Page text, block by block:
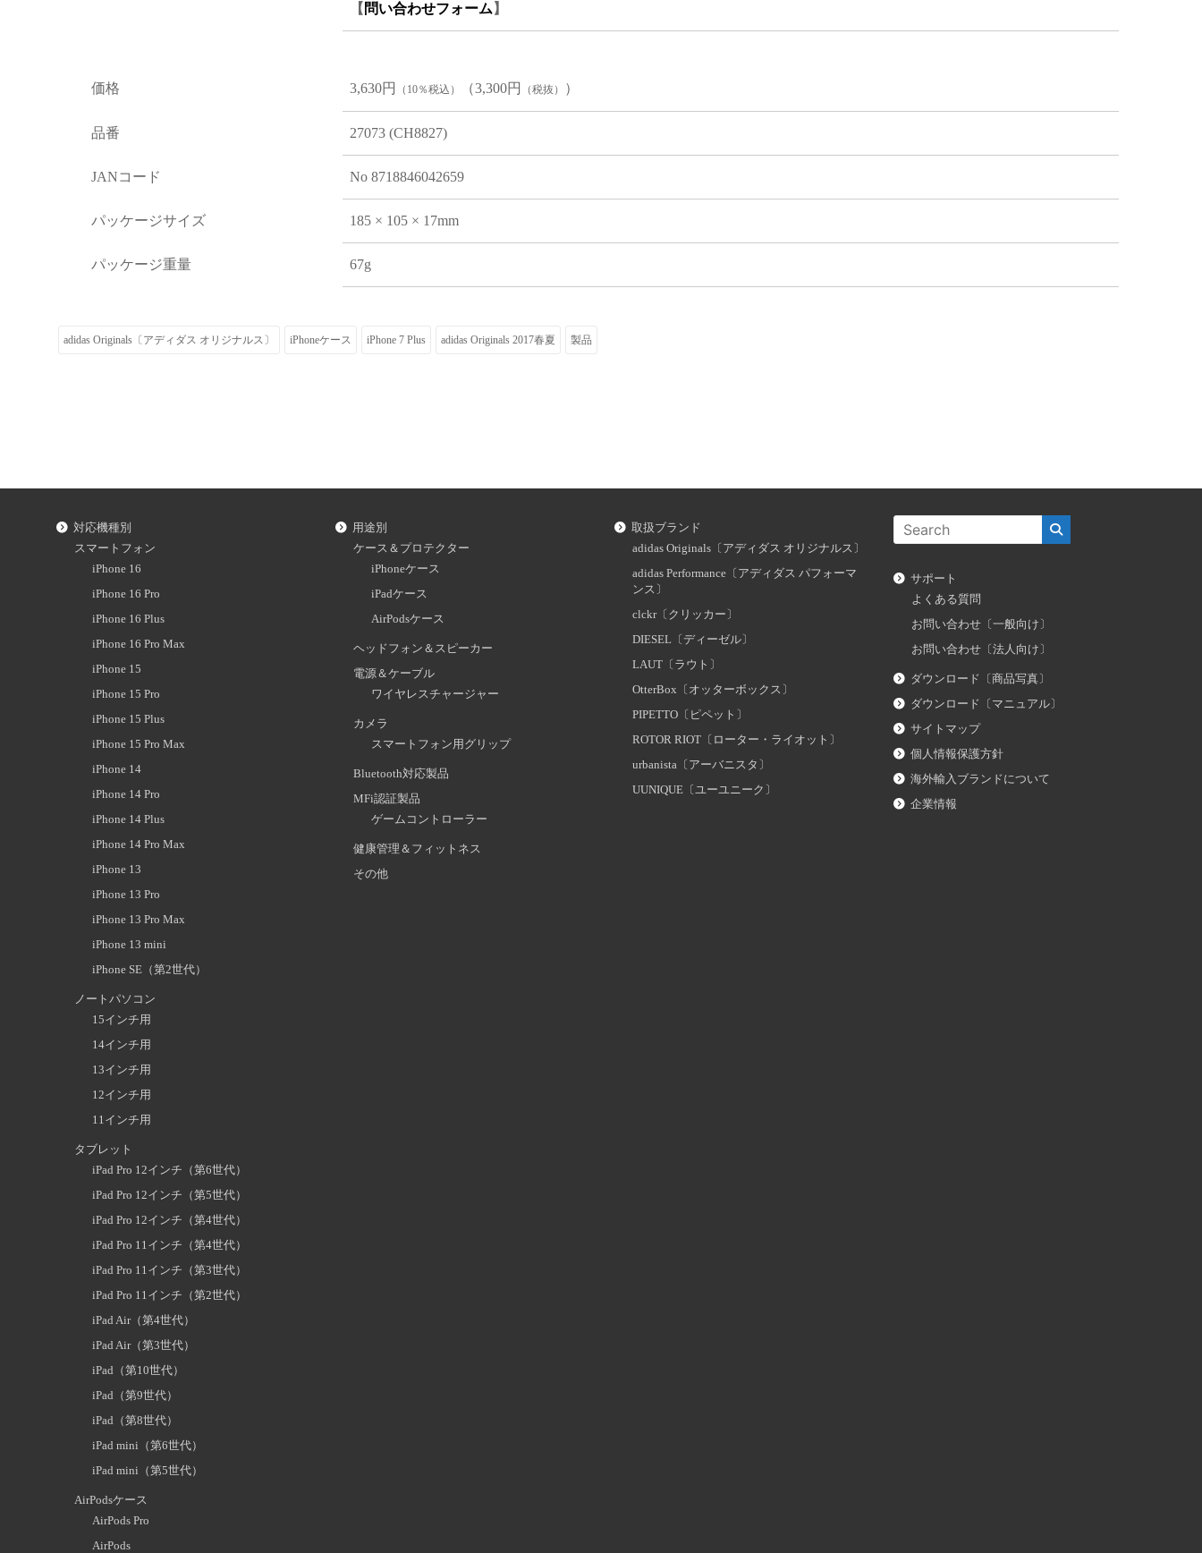
【 問い合わせフォーム】
価格 3,630円 （10％税込） （3,300円 （税抜） ）
品番 27073 (CH8827)
JANコード No 8718846042659
パッケージサイズ 185 × 105 × 17mm
パッケージ重量 67g
adidas Originals〔アディダス オリジナルス〕 iPhoneケース iPhone 7 Plus adidas Originals 2017春夏 製品
対応機種別
スマートフォン
iPhone 16
iPhone 16 Pro
iPhone 16 Plus
iPhone 16 Pro Max
iPhone 15
iPhone 15 Pro
iPhone 15 Plus
iPhone 15 Pro Max
iPhone 14
iPhone 14 Pro
iPhone 14 Plus
iPhone 14 Pro Max
iPhone 13
iPhone 13 Pro
iPhone 13 Pro Max
iPhone 13 mini
iPhone SE（第2世代）
ノートパソコン
15インチ用
14インチ用
13インチ用
12インチ用
11インチ用
タブレット
iPad Pro 12インチ（第6世代）
iPad Pro 12インチ（第5世代）
iPad Pro 12インチ（第4世代）
iPad Pro 11インチ（第4世代）
iPad Pro 11インチ（第3世代）
iPad Pro 11インチ（第2世代）
iPad Air（第4世代）
iPad Air（第3世代）
iPad（第10世代）
iPad（第9世代）
iPad（第8世代）
iPad mini（第6世代）
iPad mini（第5世代）
AirPodsケース
AirPods Pro
AirPods
用途別
ケース＆プロテクター
iPhoneケース
iPadケース
AirPodsケース
ヘッドフォン＆スピーカー
電源＆ケーブル
ワイヤレスチャージャー
カメラ
スマートフォン用グリップ
Bluetooth対応製品
MFi認証製品
ゲームコントローラー
健康管理＆フィットネス
その他
取扱ブランド
adidas Originals〔アディダス オリジナルス〕
adidas Performance〔アディダス パフォーマ
ンス〕
clckr〔クリッカー〕
DIESEL〔ディーゼル〕
LAUT〔ラウト〕
OtterBox〔オッターボックス〕
PIPETTO〔ピペット〕
ROTOR RIOT〔ローター・ライオット〕
urbanista〔アーバニスタ〕
UUNIQUE〔ユーユニーク〕
サポート
よくある質問
お問い合わせ〔一般向け〕
お問い合わせ〔法人向け〕
ダウンロード〔商品写真〕
ダウンロード〔マニュアル〕
サイトマップ
個人情報保護方針
海外輸入ブランドについて
企業情報